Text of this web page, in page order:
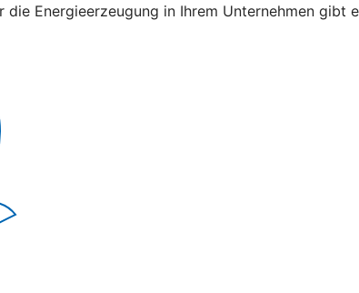
Energieerzeugung in Ihrem Unternehmen gibt